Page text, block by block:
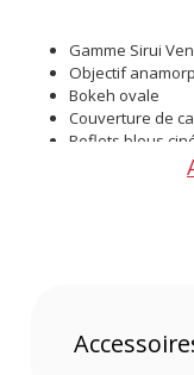
Gamme Sirui
Objectif
Bokeh ovale
Couverture de
Reflets bleus
Deux bagues